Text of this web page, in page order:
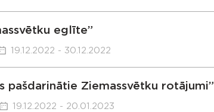
eglīte”
19.12.2022 - 30.12.2022
pašdarinātie Ziemassvētku rotājumi”
19.12.2022 - 20.01.2023